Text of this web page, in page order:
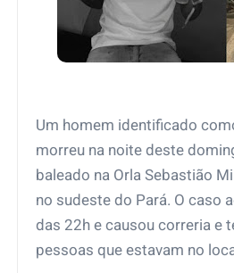
Um homem identificado
morreu na noite deste
baleado na Orla Sebastião
no sudeste do Pará. O caso
das 22h e causou correria e
pessoas que estavam no